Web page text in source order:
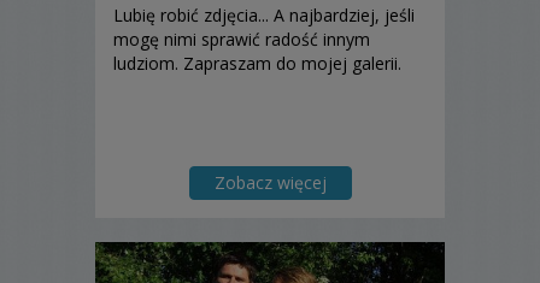
Lubię robić zdjęcia... A najbardziej, jeśli
mogę nimi sprawić radość innym
ludziom. Zapraszam do mojej galerii.
Zobacz więcej